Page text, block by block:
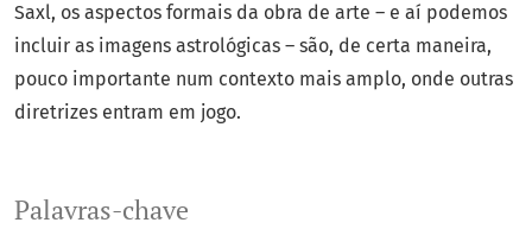
Palavras-chave
Saxl, os aspectos formais da obra de arte – e aí podemos
incluir as imagens astrológicas – são, de certa maneira,
pouco importante num contexto mais amplo, onde outras
diretrizes entram em jogo.